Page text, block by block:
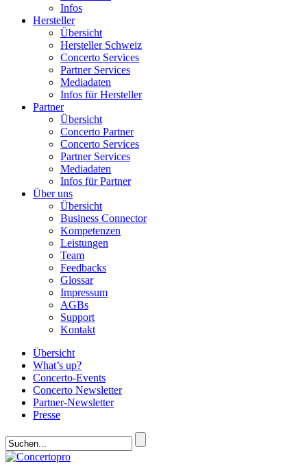
Infos
Hersteller
Übersicht
Hersteller Schweiz
Concerto Services
Partner Services
Mediadaten
Infos für Hersteller
Partner
Übersicht
Concerto Partner
Concerto Services
Partner Services
Mediadaten
Infos für Partner
Über uns
Übersicht
Business Connector
Kompetenzen
Leistungen
Team
Feedbacks
Glossar
Impressum
AGBs
Support
Kontakt
Übersicht
What’s up?
Concerto-Events
Concerto Newsletter
Partner-Newsletter
Presse